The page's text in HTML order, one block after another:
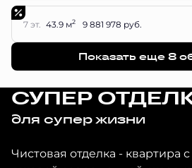
7 эт. 43.9 м2 9 881 978 руб.
Показать еще 8
СУПЕР
для супер жизни
Чистовая отделка - квартира